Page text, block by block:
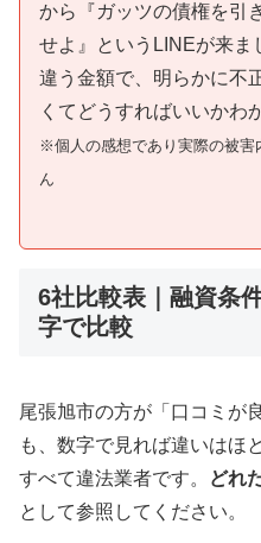
から『ガッツの債権を引
せよ』というLINEが来ま
違う金額で、明らかに不
くてどうすればいいかわ
※個人の感想であり実際の被害
ん
6社比較表｜融資条
字で比較
尾張旭市の方が「口コミが
も、数字で見れば違いはほ
すべて違法業者です。
どれ
として参照してください。